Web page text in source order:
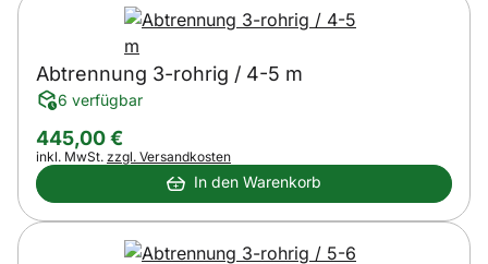
Abtrennung 3-rohrig / 4-5 m
6 verfügbar
445,00€
Steuerhinweis:
inkl. MwSt. zzgl. Versandkosten
In den Warenkorb